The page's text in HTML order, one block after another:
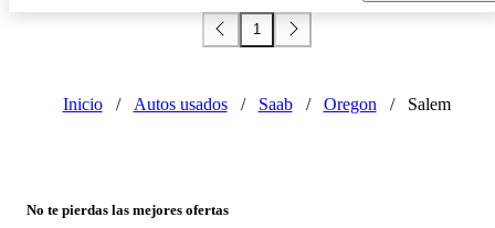
1
Inicio / Autos usados / Saab / Oregon / Salem
No te pierdas las mejores ofertas